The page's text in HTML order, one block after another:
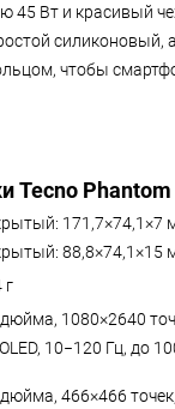
45 Вт и красивый
силиконовый,
чтобы
Tecno Phantom
171,7×74,1×7
88,8×74,1×15
г
1080×2640
10−120 Гц, до
466×466